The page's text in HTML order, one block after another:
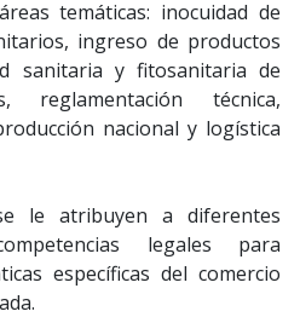
temáticas: inocuidad de
ingreso de productos
sanitaria y fitosanitaria de
reglamentación técnica,
nacional y logística
le atribuyen a diferentes
legales para
específicas del comercio